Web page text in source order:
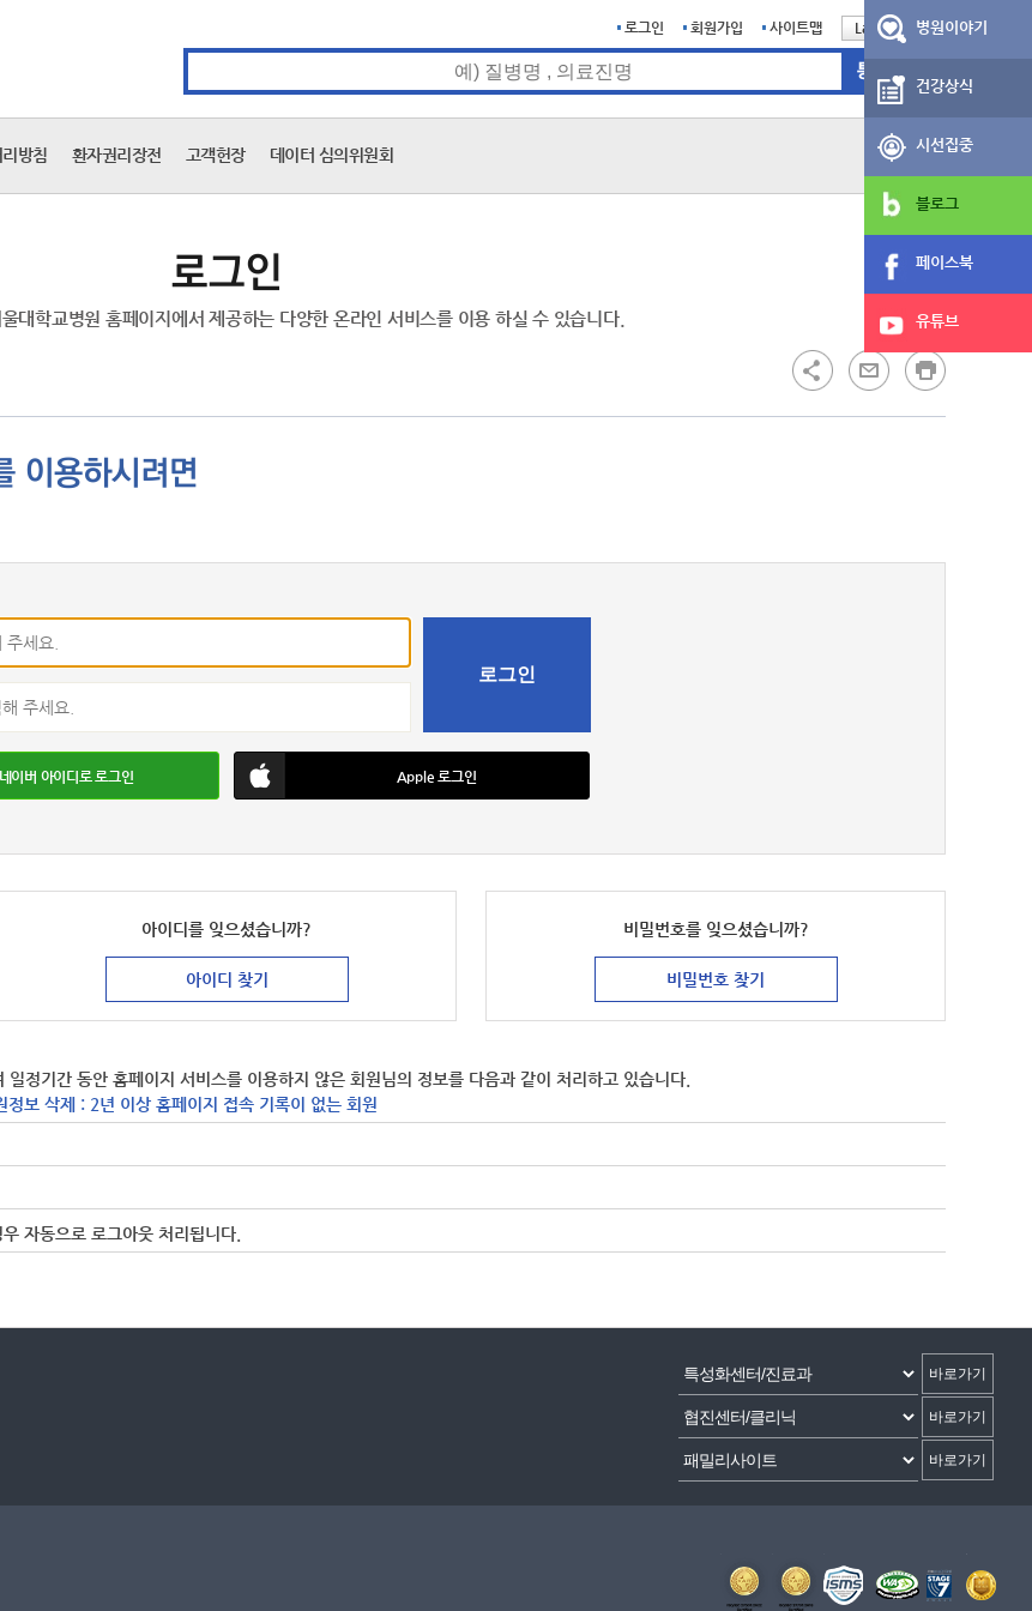
로그인 회원가입 사이트맵
Language
방침 환자권리장전 고객헌장 데이터 심의위원회
로그인
대학교병원 홈페이지에서 제공하는 다양한 온라인 서비스를 이용 하실 수 있습니다.
이용하시려면
네이버 아이디로로그인 Apple 로그인
아이디를 잊으셨습니까?
아이디 찾기
비밀번호를 잊으셨습니까?
비밀번호 찾기
정기간 동안 홈페이지 서비스를 이용하지 않은 회원님의 정보를 다음과 같이 처리하고 있습니다.
정보 삭제 : 2년 이상 홈페이지 접속 기록이 없는 회원
자동으로 로그아웃 처리됩니다.
병원이야기
건강상식
시선집중
블로그
페이스북
유튜브